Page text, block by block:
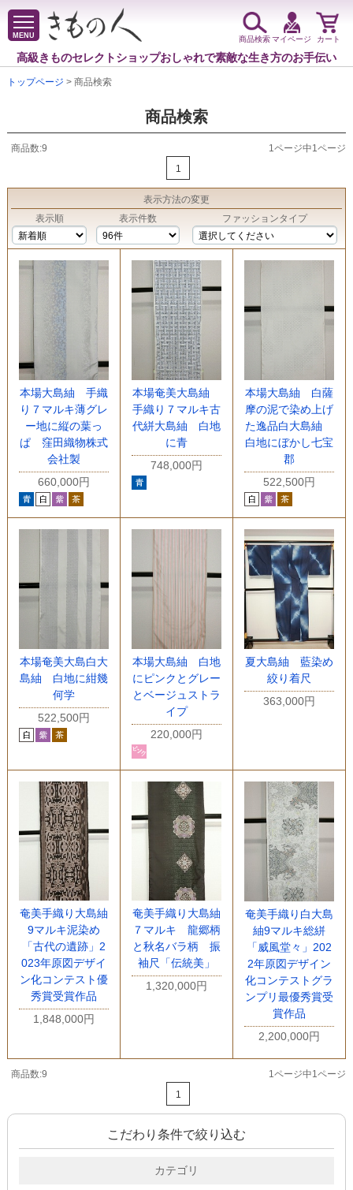
MENU
高級きものセレクトショップおしゃれで素敵な生き方のお手伝い
商品検索マイページ カート
トップページ > 商品検索
商品検索
商品数:9
1ページ中1ページ
1
表示方法の変更
表示順
表示件数 ファッションタイプ
本場大島紬 手織
り７マルキ薄グレ
ー地に縦の葉っ
ぱ 窪田織物株式
会社製
660,000円
本場奄美大島紬
手織り７マルキ古
代絣大島紬 白地
に青
748,000円
本場大島紬 白薩
摩の泥で染め上げ
た逸品白大島紬
白地にぼかし七宝
郡
522,500円
本場奄美大島白大
島紬 白地に紺幾
何学
522,500円
本場大島紬 白地
にピンクとグレー
とベージュストラ
イプ
220,000円
夏大島紬 藍染め
絞り着尺
363,000円
奄美手織り大島紬
9マルキ泥染め
「古代の遺跡」2
023年原図デザイ
ン化コンテスト優
秀賞受賞作品
1,848,000円
奄美手織り大島紬
７マルキ 龍郷柄
と秋名バラ柄 振
袖尺「伝統美」
1,320,000円
奄美手織り白大島
紬9マルキ総絣
「威風堂々」202
2年原図デザイン
化コンテストグラ
ンプリ最優秀賞受
賞作品
2,200,000円
商品数:9
1ページ中1ページ
1
こだわり条件で絞り込む
カテゴリ